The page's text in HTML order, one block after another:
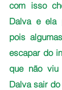
com isso
Dalva e ela
pois
escapar do
que não
Dalva sair